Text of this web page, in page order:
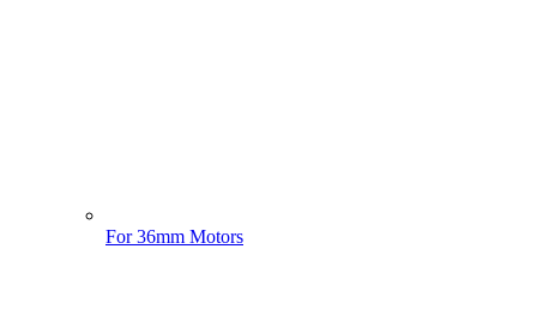
For 36mm Motors